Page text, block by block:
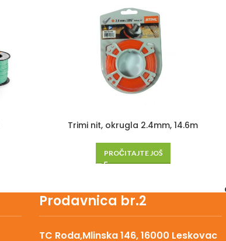
Trimi nit, okrugla 2.4mm, 14.6m
PROČITAJTE JOŠ
Prodavnica br.2
TC Roda,Mlinska 146, 16000 Leskovac